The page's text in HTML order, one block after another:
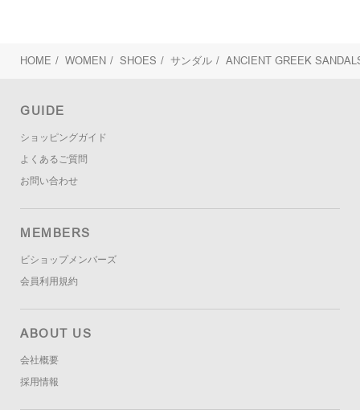
HOME / WOMEN / SHOES / サンダル / ANCIENT GREEK
GUIDE
ショッピングガイド
よくあるご質問
お問い合わせ
MEMBERS
ビショップメンバーズ
会員利用規約
ABOUT US
会社概要
採用情報